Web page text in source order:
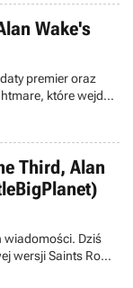
Wake's
premier oraz
które wejdą
Party. Pełną
Third, Alan
wiadomości. Dziś
wersji Saints Row:
Nightmare,